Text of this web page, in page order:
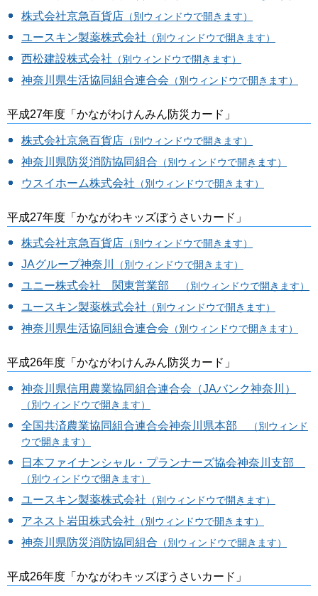
株式会社京急百貨店 （別ウィンドウで開きます）
ユースキン製薬株式会社 （別ウィンドウで開きます）
西松建設株式会社 （別ウィンドウで開きます）
神奈川県生活協同組合連合会 （別ウィンドウで開きます）
平成27年度「かながわけんみん防災カード」
株式会社京急百貨店 （別ウィンドウで開きます）
神奈川県防災消防協同組合 （別ウィンドウで開きます）
ウスイホーム株式会社 （別ウィンドウで開きます）
平成27年度「かながわキッズぼうさいカード」
株式会社京急百貨店 （別ウィンドウで開きます）
JAグループ神奈川 （別ウィンドウで開きます）
ユニー株式会社 関東営業部 （別ウィンドウで開きます）
ユースキン製薬株式会社 （別ウィンドウで開きます）
神奈川県生活協同組合連合会 （別ウィンドウで開きます）
平成26年度「かながわけんみん防災カード」
神奈川県信用農業協同組合連合会（JAバンク神奈川）
（別ウィンドウで開きます）
全国共済農業協同組合連合会神奈川県本部
（別ウィンド
ウで開きます）
日本ファイナンシャル・プランナーズ協会神奈川支部
（別ウィンドウで開きます）
ユースキン製薬株式会社 （別ウィンドウで開きます）
アネスト岩田株式会社 （別ウィンドウで開きます）
神奈川県防災消防協同組合 （別ウィンドウで開きます）
平成26年度「かながわキッズぼうさいカード」